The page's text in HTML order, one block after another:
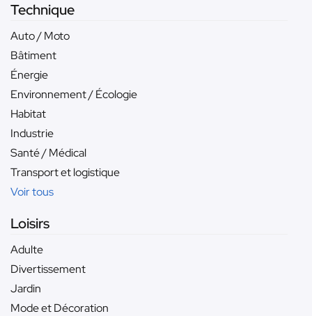
Technique
Auto / Moto
Bâtiment
Énergie
Environnement / Écologie
Habitat
Industrie
Santé / Médical
Transport et logistique
Voir tous
Loisirs
Adulte
Divertissement
Jardin
Mode et Décoration